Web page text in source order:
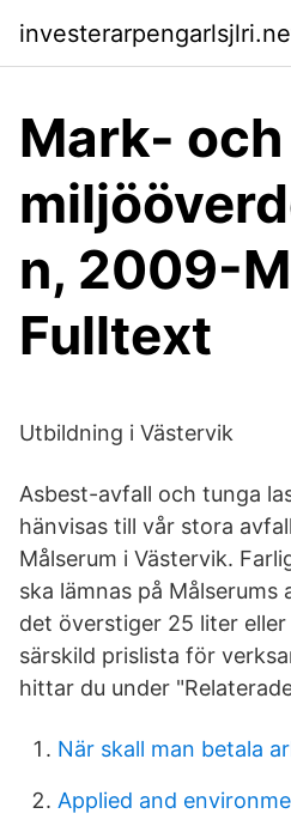
Mark- och
n, 2009-
Fulltext
Utbildning i Västervik
Asbest-avfall och tunga
hänvisas till vår stora
Målserum i Västervik.
ska lämnas på Målserums
det överstiger 25 liter
särskild prislista för
hittar du under
När skall man betala
Applied and